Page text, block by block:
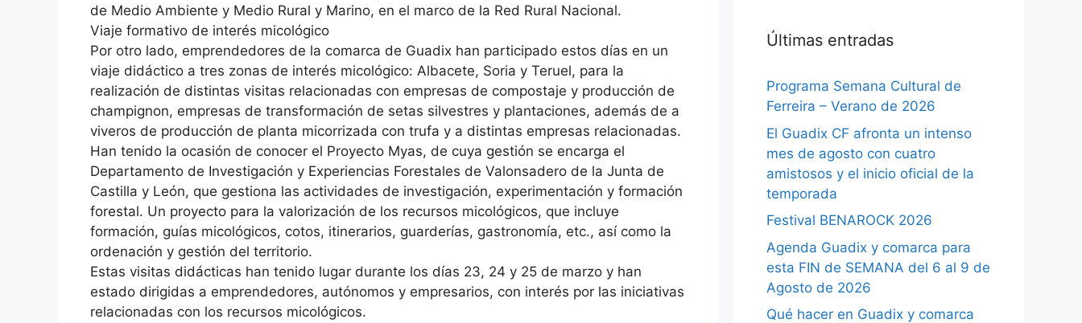
de Medio Ambiente y Medio Rural y Marino, en el marco de la Red Rural Nacional.
Viaje formativo de interés micológico
Por otro lado, emprendedores de la comarca de Guadix han participado estos días en un
viaje didáctico a tres zonas de interés micológico: Albacete, Soria y Teruel, para la
realización de distintas visitas relacionadas con empresas de compostaje y producción de
champignon, empresas de transformación de setas silvestres y plantaciones, además de a
viveros de producción de planta micorrizada con trufa y a distintas empresas relacionadas.
Han tenido la ocasión de conocer el Proyecto Myas, de cuya gestión se encarga el
Departamento de Investigación y Experiencias Forestales de Valonsadero de la Junta de
Castilla y León, que gestiona las actividades de investigación, experimentación y formación
forestal. Un proyecto para la valorización de los recursos micológicos, que incluye
formación, guías micológicos, cotos, itinerarios, guarderías, gastronomía, etc., así como la
ordenación y gestión del territorio.
Estas visitas didácticas han tenido lugar durante los días 23, 24 y 25 de marzo y han
estado dirigidas a emprendedores, autónomos y empresarios, con interés por las iniciativas
relacionadas con los recursos micológicos.
Últimas entradas
Programa Semana Cultural de
Ferreira – Verano de 2026
El Guadix CF afronta un intenso
mes de agosto con cuatro
amistosos y el inicio oficial de la
temporada
Festival BENAROCK 2026
Agenda Guadix y comarca para
esta FIN de SEMANA del 6 al 9 de
Agosto de 2026
Qué hacer en Guadix y comarca